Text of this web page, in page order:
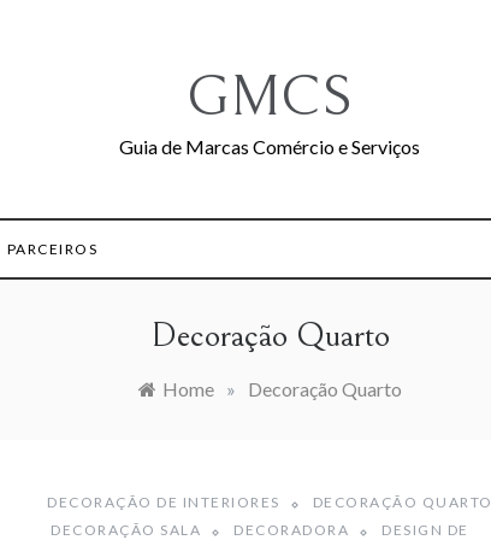
GMCS
Guia de Marcas Comércio e Serviços
PARCEIROS
Decoração Quarto
Home » Decoração Quarto
DECORAÇÃO DE INTERIORES
DECORAÇÃO QUARTO
DECORAÇÃO SALA
DECORADORA
DESIGN DE